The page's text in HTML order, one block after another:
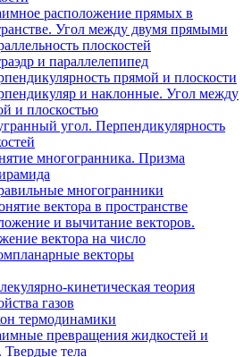
расположение прямых в
Угол между двумя прямыми
плоскостей
и параллелепипед
прямой и плоскости
и наклонные. Угол между
и плоскостью
угол. Перпендикулярность
многогранника. Призма
многогранники
вектора в пространстве
и вычитание векторов.
вектора на число
векторы
кинетическая теория
газов
термодинамики
превращения жидкостей и
Твердые тела